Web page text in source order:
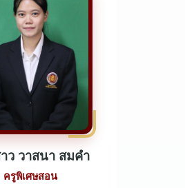
ว วาสนา สมคำ
ครูพิเศษสอน